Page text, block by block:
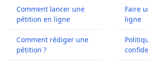
Comment lancer une
pétition en ligne
Comment rédiger une
pétition ?
Faire
ligne